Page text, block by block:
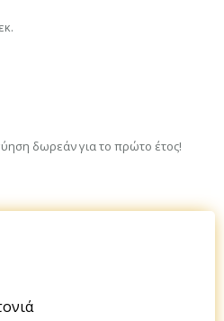
δωρεάν για το πρώτο έτος!